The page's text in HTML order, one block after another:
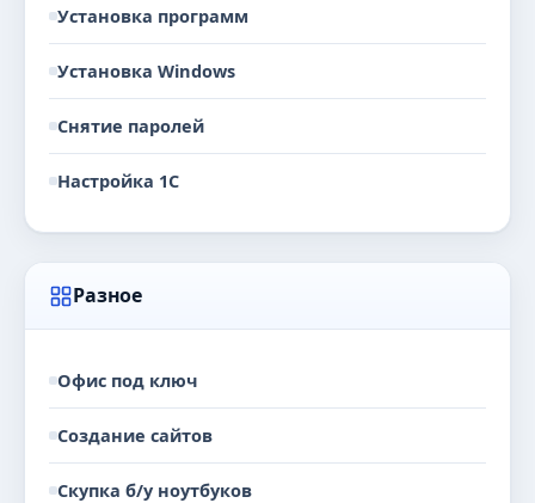
Установка программ
Установка Windows
Снятие паролей
Настройка 1С
Разное
Офис под ключ
Создание сайтов
Скупка б/у ноутбуков